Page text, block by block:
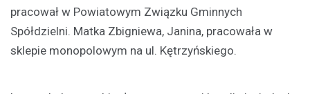
pracował w Powiatowym Związku Gminnych
Spółdzielni. Matka Zbigniewa, Janina, pracowała w
sklepie monopolowym na ul. Kętrzyńskiego.